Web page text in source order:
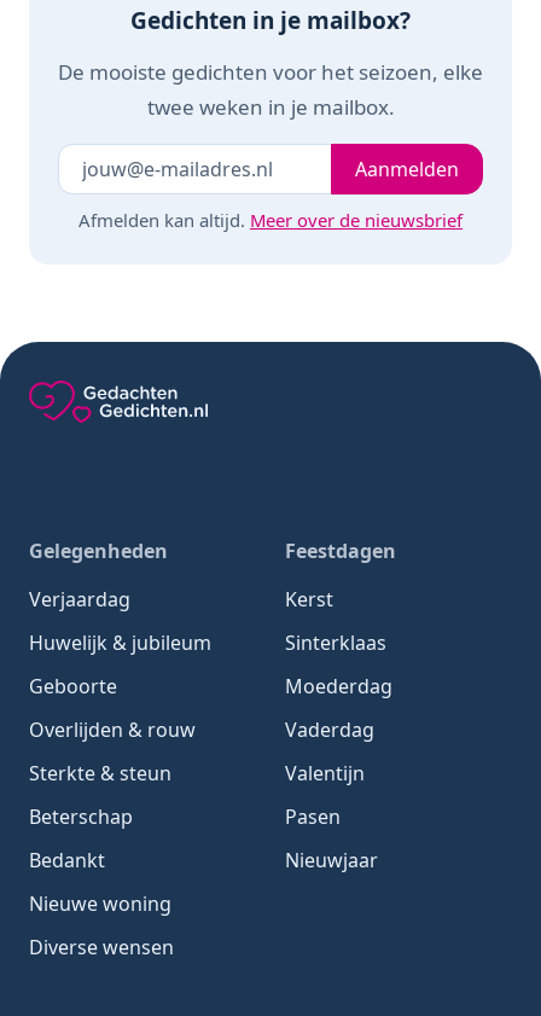
Gedichten in je mailbox?
De mooiste gedichten voor het seizoen, elke
twee weken in je mailbox.
Laat dit veld leeg Je e-mailadresAanmelden
Afmelden kan altijd. Meer over de nieuwsbrief
Gelegenheden
Verjaardag
Huwelijk & jubileum
Geboorte
Overlijden & rouw
Sterkte & steun
Beterschap
Bedankt
Nieuwe woning
Diverse wensen
Feestdagen
Kerst
Sinterklaas
Moederdag
Vaderdag
Valentijn
Pasen
Nieuwjaar